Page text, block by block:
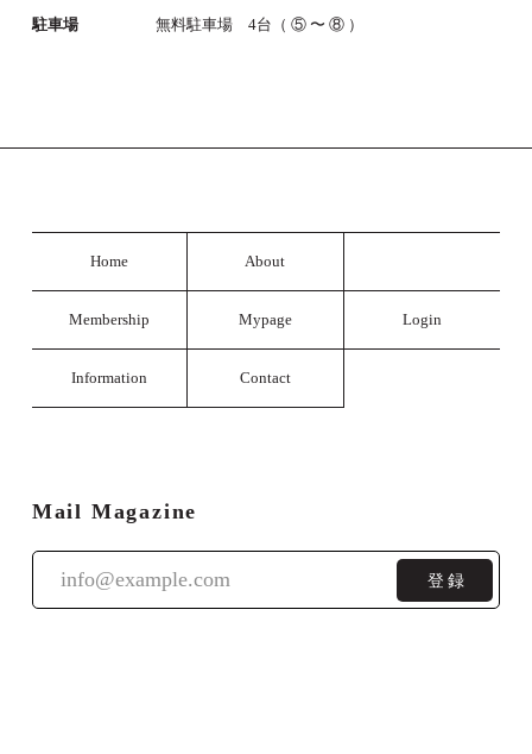
駐車場 無料駐車場 4台（ ⑤ 〜 ⑧ ）
Home About
Membership Mypage Login
Information Contact
Mail Magazine
登録